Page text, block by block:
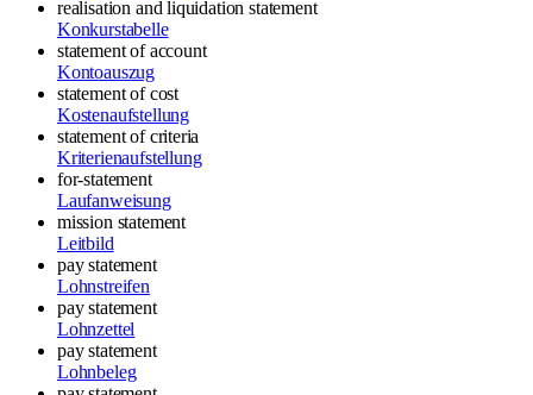
realisation and liquidation statement
Konkurstabelle
statement of account
Kontoauszug
statement of cost
Kostenaufstellung
statement of criteria
Kriterienaufstellung
for-statement
Laufanweisung
mission statement
Leitbild
pay statement
Lohnstreifen
pay statement
Lohnzettel
pay statement
Lohnbeleg